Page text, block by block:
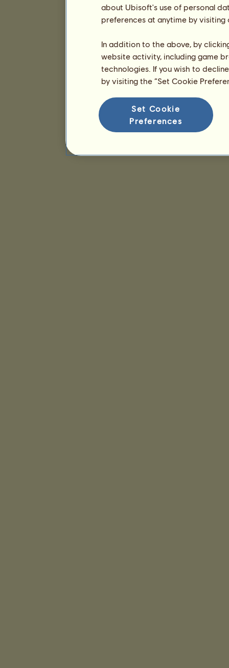
about Ubisoft's use of personal
preferences at anytime by
In addition to the above, by
website activity, including game
technologies. If you wish to
by visiting the “Set Cookie
Set Cookie
Preferences